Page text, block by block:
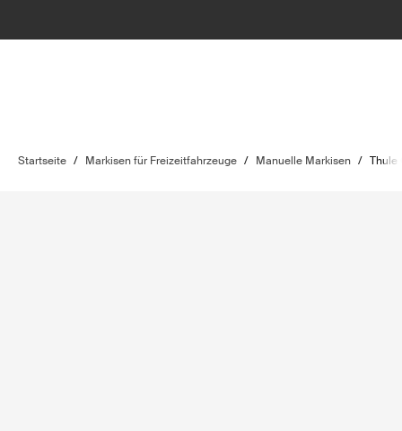
Startseite / Markisen für Freizeitfahrzeuge / Manuelle Markisen / Thule